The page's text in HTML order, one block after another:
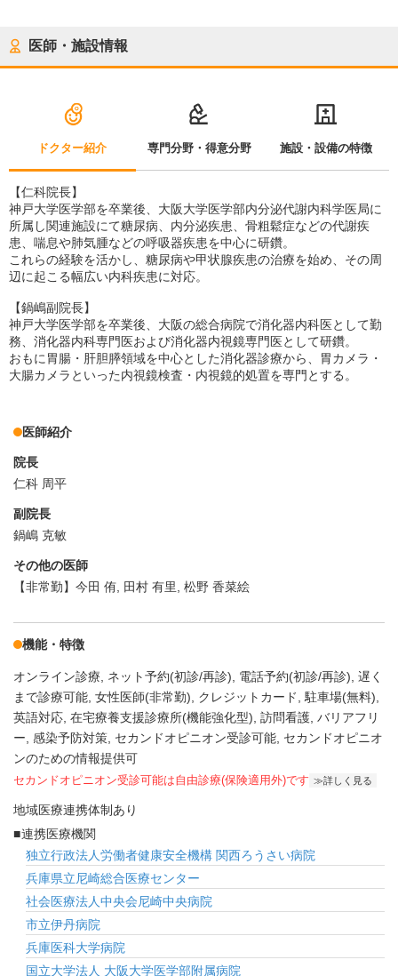
医師・施設情報
ドクター紹介 専門分野・得意分野 施設・設備の特徴
【仁科院長】
神戸大学医学部を卒業後、大阪大学医学部内分泌代謝内科学医局に
所属し関連施設にて糖尿病、内分泌疾患、骨粗鬆症などの代謝疾
患、喘息や肺気腫などの呼吸器疾患を中心に研鑽。
これらの経験を活かし、糖尿病や甲状腺疾患の治療を始め、その周
辺に起こる幅広い内科疾患に対応。
【鍋嶋副院長】
神戸大学医学部を卒業後、大阪の総合病院で消化器内科医として勤
務、消化器内科専門医および消化器内視鏡専門医として研鑽。
おもに胃腸・肝胆膵領域を中心とした消化器診療から、胃カメラ・
大腸カメラといった内視鏡検査・内視鏡的処置を専門とする。
医師紹介
院長
仁科 周平
副院長
鍋嶋 克敏
その他の医師
【非常勤】今田 侑, 田村 有里, 松野 香菜絵
機能・特徴
オンライン診療 ネット予約(初診/再診) 電話予約(初診/再診) 遅く
まで診療可能 女性医師(非常勤) クレジットカード
駐車場(無料)
英語対応 在宅療養支援診療所(機能強化型) 訪問看護 バリアフリ
ー 感染予防対策 セカンドオピニオン受診可能 セカンドオピニオ
ンのための情報提供可
セカンドオピニオン受診可能は自由診療(保険適用外)です 詳しく見る
地域医療連携体制あり
連携医療機関
独立行政法人労働者健康安全機構 関西ろうさい病院
兵庫県立尼崎総合医療センター
社会医療法人中央会尼崎中央病院
市立伊丹病院
兵庫医科大学病院
国立大学法人 大阪大学医学部附属病院